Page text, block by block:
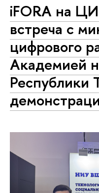
iFORA на
встреча с
цифрового
Академией
Республики